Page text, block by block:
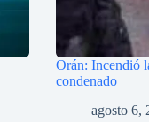
Orán: Incendió
condenado
agosto 6,